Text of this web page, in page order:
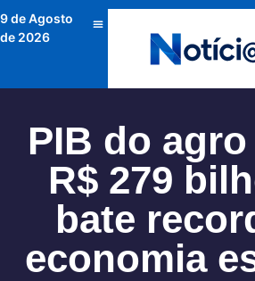
9 de Agosto
de 2026
PIB do
R$ 279
bate
economia